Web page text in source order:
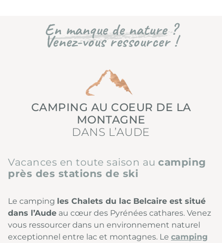
En manque de nature ?
Venez-vous ressourcer !
CAMPING AU COEUR DE LA
MONTAGNE
DANS L’AUDE
Vacances en toute saison au camping
près des stations de ski
Le camping les Chalets du lac Belcaire est situé
dans l’Aude au cœur des Pyrénées cathares. Venez
vous ressourcer dans un environnement naturel
exceptionnel entre lac et montagnes. Le camping